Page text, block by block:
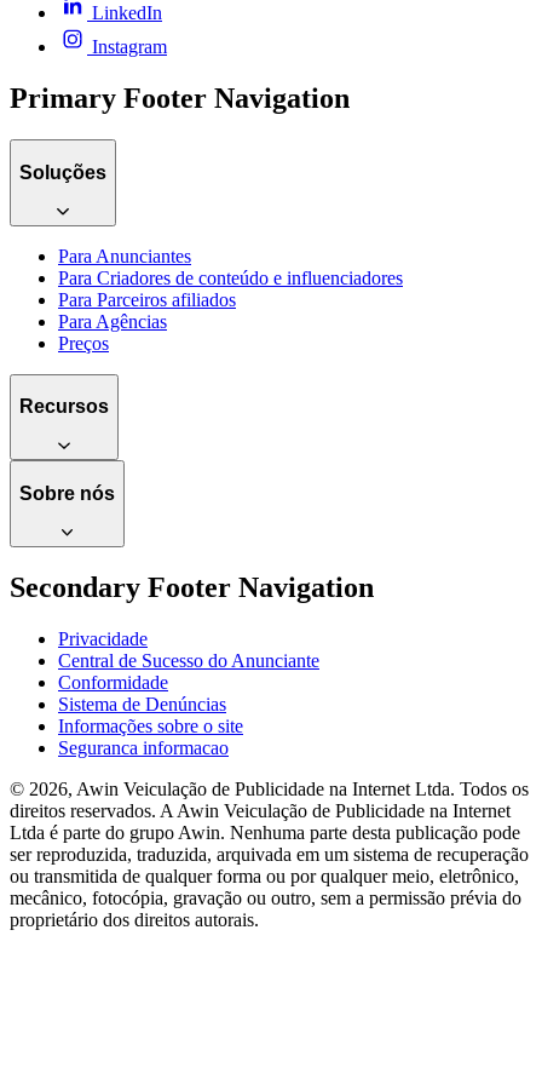
LinkedIn
Instagram
Primary Footer Navigation
Soluções
Para Anunciantes
Para Criadores de conteúdo e influenciadores
Para Parceiros afiliados
Para Agências
Preços
Recursos
Sobre nós
Secondary Footer Navigation
Privacidade
Central de Sucesso do Anunciante
Conformidade
Sistema de Denúncias
Informações sobre o site
Seguranca informacao
© 2026, Awin Veiculação de Publicidade na Internet Ltda. Todos os
direitos reservados. A Awin Veiculação de Publicidade na Internet
Ltda é parte do grupo Awin. Nenhuma parte desta publicação pode
ser reproduzida, traduzida, arquivada em um sistema de recuperação
ou transmitida de qualquer forma ou por qualquer meio, eletrônico,
mecânico, fotocópia, gravação ou outro, sem a permissão prévia do
proprietário dos direitos autorais.